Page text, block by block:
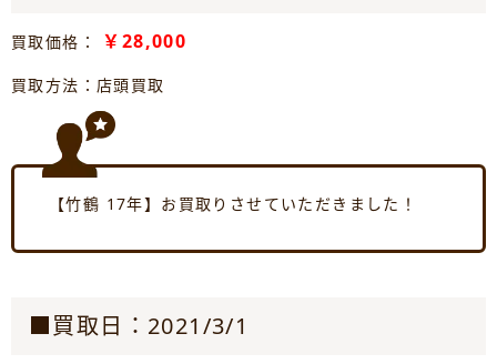
買取価格： ￥28,000
買取方法：店頭買取
【竹鶴 17年】お買取りさせていただきました！
■買取日：2021/3/1